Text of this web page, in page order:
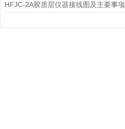
HFJC-2A胶质层仪器接线图及主要事项